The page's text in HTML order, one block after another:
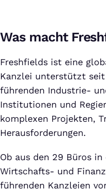
Was macht
Freshfields ist eine
Kanzlei unterstützt
führenden Industrie-
Institutionen und
komplexen Projekten,
Herausforderungen.
Ob aus den 29 Büros
Wirtschafts- und
führenden Kanzleien